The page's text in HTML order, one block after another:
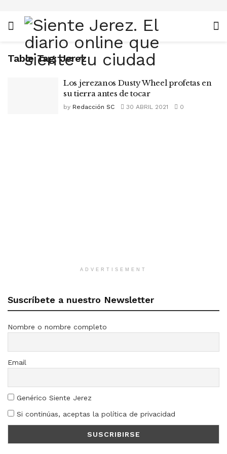
Table Tag:Jerez
Los jerezanos Dusty Wheel profetas en
su tierra antes de tocar
by Redacción SC 30 ABRIL 2021 0
ADVERTISEMENT
Suscríbete a nuestro Newsletter
Nombre o nombre completo
Email
Genérico Siente Jerez
Si continúas, aceptas la política de privacidad